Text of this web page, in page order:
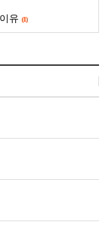
유 (1)